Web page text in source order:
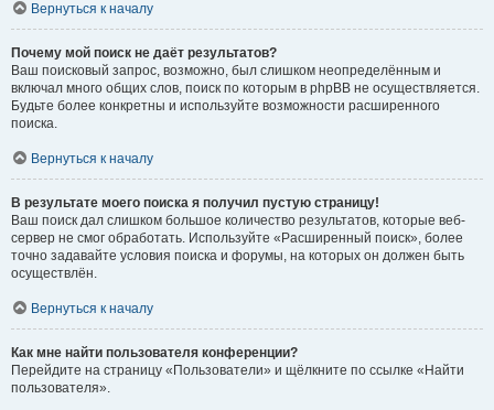
Вернуться к началу
Почему мой поиск не даёт результатов?
Ваш поисковый запрос, возможно, был слишком неопределённым и
включал много общих слов, поиск по которым в phpBB не осуществляется.
Будьте более конкретны и используйте возможности расширенного
поиска.
Вернуться к началу
В результате моего поиска я получил пустую страницу!
Ваш поиск дал слишком большое количество результатов, которые веб-
сервер не смог обработать. Используйте «Расширенный поиск», более
точно задавайте условия поиска и форумы, на которых он должен быть
осуществлён.
Вернуться к началу
Как мне найти пользователя конференции?
Перейдите на страницу «Пользователи» и щёлкните по ссылке «Найти
пользователя».